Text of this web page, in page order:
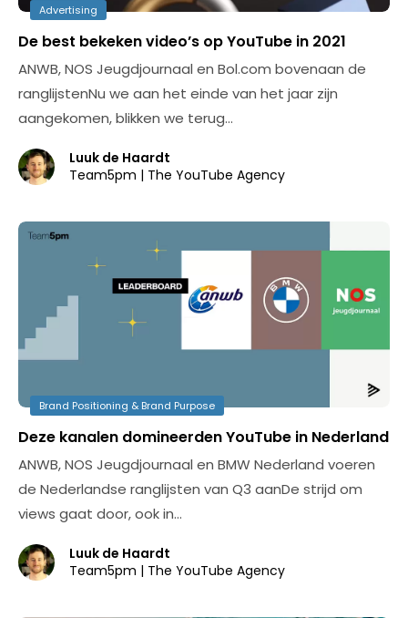
Advertising
De best bekeken video’s op YouTube in 2021
ANWB, NOS Jeugdjournaal en Bol.com bovenaan de
ranglijstenNu we aan het einde van het jaar zijn
aangekomen, blikken we terug…
Luuk de Haardt
Team5pm | The YouTube Agency
Brand Positioning & Brand Purpose
Deze kanalen domineerden YouTube in Nederland
ANWB, NOS Jeugdjournaal en BMW Nederland voeren
de Nederlandse ranglijsten van Q3 aanDe strijd om
views gaat door, ook in…
Luuk de Haardt
Team5pm | The YouTube Agency